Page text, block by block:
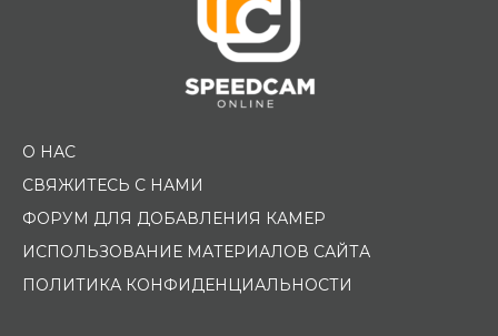
О НАС
СВЯЖИТЕСЬ С НАМИ
ФОРУМ ДЛЯ ДОБАВЛЕНИЯ КАМЕР
ИСПОЛЬЗОВАНИЕ МАТЕРИАЛОВ САЙТА
ПОЛИТИКА КОНФИДЕНЦИАЛЬНОСТИ